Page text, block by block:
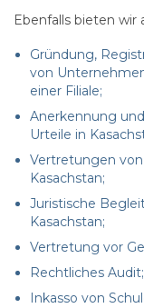
Ebenfalls bieten wir
Gründung,
von
einer Filiale;
Anerkennung
Urteile in
Vertretungen
Kasachstan;
Juristische
Kasachstan;
Vertretung vor
Rechtliches Audit;
Inkasso von